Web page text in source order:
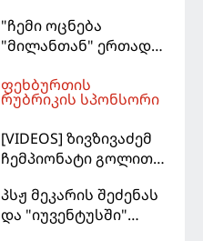
"ჩემი ოცნება
"მილანთან" ერთად
მოდრიჩმა
"როსონერიში" თავის
ფეხბურთის
რუბრიკის სპონსორი
[VIDEOS] ზივზივაძემ
ჩემპიონატი გოლით,
გამარჯვებით დაიწყო
პსჟ მეკარის შეძენას
და "იუვენტუსში"